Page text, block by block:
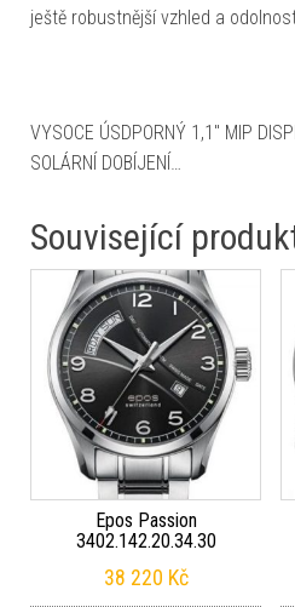
ještě robustnější vzhled a
VYSOCE ÚSDPORNÝ 1,1″ MIP
SOLÁRNÍ DOBÍJENÍ…
Související
Epos Passion
3402.142.20.34.30
38 220 Kč